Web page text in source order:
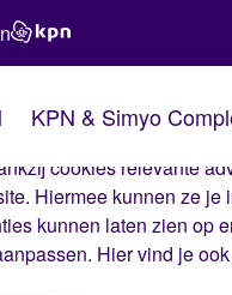
cookies zorgen wij
cookies relevante
Hiermee kunnen ze je
kunnen laten zien op
Hier vind je
KPN & Simyo